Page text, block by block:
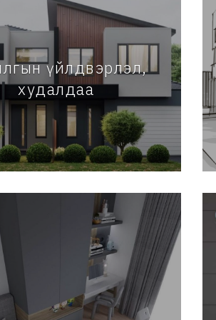
үйлдвэрлэл,
худалдаа